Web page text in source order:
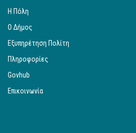
Η Πόλη
Ο Δήμος
Εξυπηρέτηση Πολίτη
Πληροφορίες
Govhub
Επικοινωνία